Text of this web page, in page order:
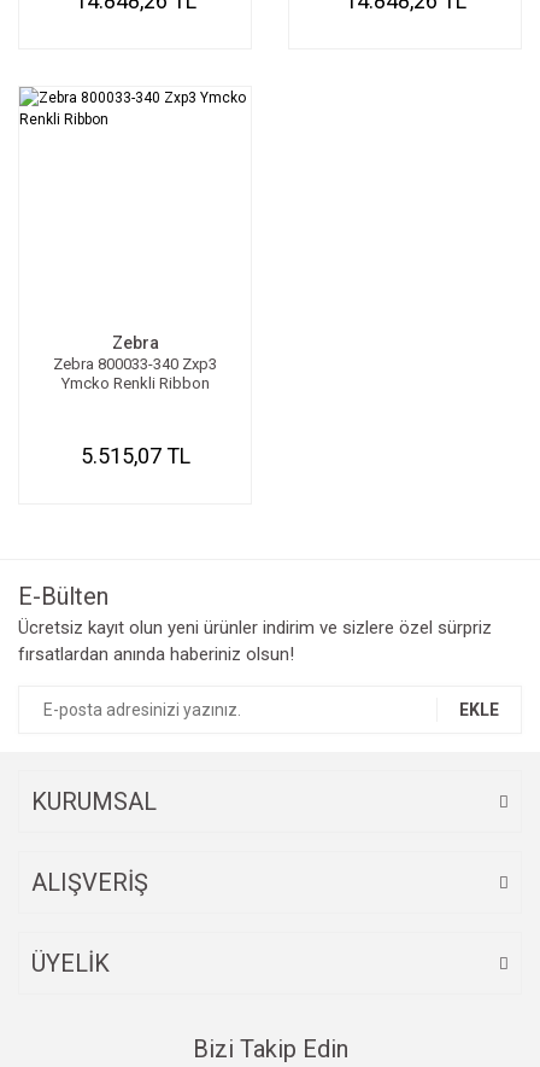
Zebra
Zebra 800033-340 Zxp3
Ymcko Renkli Ribbon
5.515,07 TL
E-Bülten
Ücretsiz kayıt olun yeni ürünler indirim ve sizlere özel sürpriz
fırsatlardan anında haberiniz olsun!
EKLE
KURUMSAL
ALIŞVERİŞ
ÜYELİK
Bizi Takip Edin